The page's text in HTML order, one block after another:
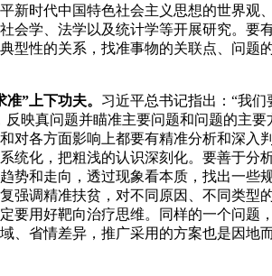
新时代中国特色社会主义思想的世界
会学、法学以及统计学等开展研究。
型性的关系，找准事物的关联点、问
”上下功夫。 习近平总书记指出：“我
反映真问题并瞄准主要问题和问题的主
对各方面影响上都要有精准分析和深
统化，把粗浅的认识深刻化。要善于
势和走向，透过现象看本质，找出一些
强调精准扶贫，对不同原因、不同类
要用好靶向治疗思维。同样的一个问
、省情差异，推广采用的方案也是因